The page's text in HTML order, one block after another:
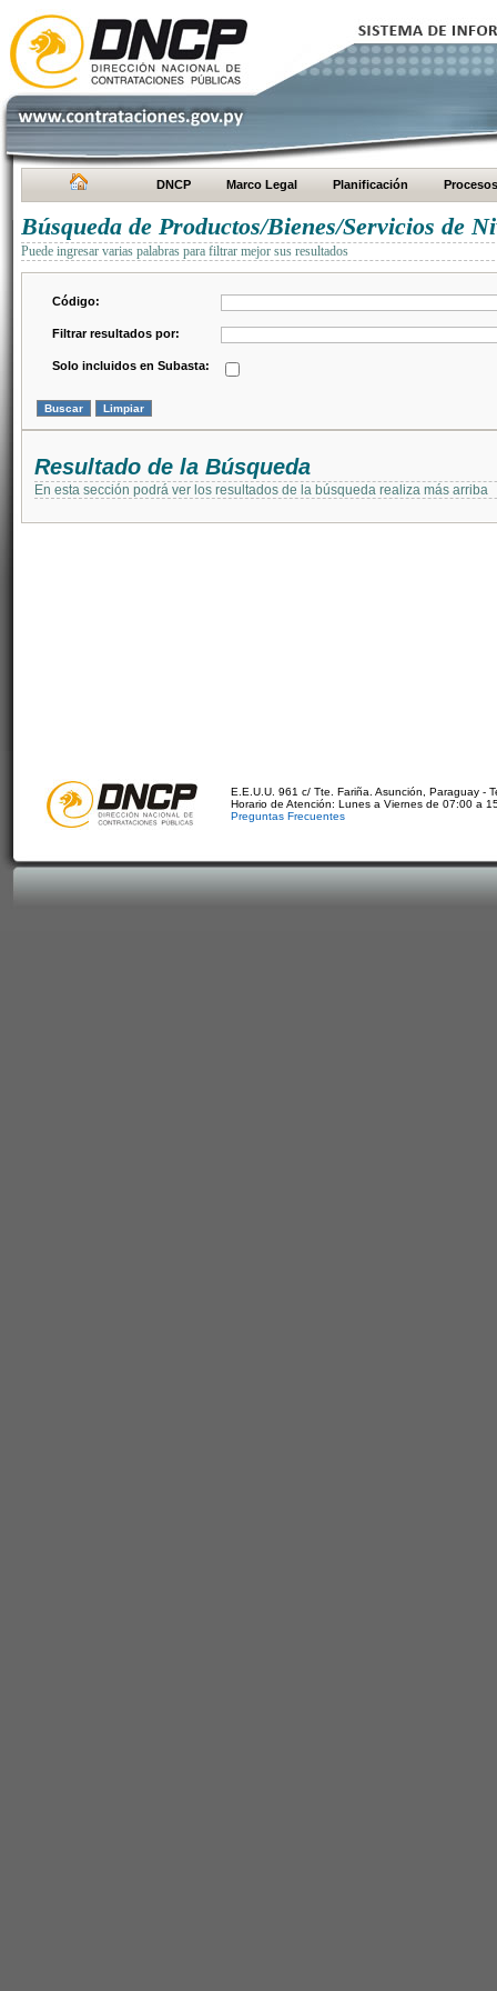
DNCP Marco Legal Planificación Procesos
Búsqueda de Productos/Bienes/Servicios de
Puede ingresar varias palabras para filtrar mejor sus resultados
Código:
Filtrar resultados por:
Solo incluidos en Subasta:
Resultado de la Búsqueda
En esta sección podrá ver los resultados de la búsqueda realiza más arriba
E.E.U.U. 961 c/ Tte. Fariña. Asunción, Paraguay -
Horario de Atención: Lunes a Viernes de 07:00 a
Preguntas Frecuentes